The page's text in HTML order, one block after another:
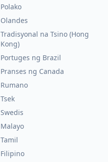
Polako
Olandes
Tradisyonal na Tsino (Hong
Kong)
Portuges ng Brazil
Pranses ng Canada
Rumano
Tsek
Swedis
Malayo
Tamil
Filipino